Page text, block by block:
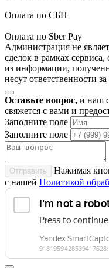
Оплата по СБП
Оплата по Sber Pay
Администрация не
сделок в рамках
из информации,
несут ответственности
Оставьте вопрос, и наш
свяжется с вами и
Заполните поле
Заполните поле
Отправить
Нажимая
с нашей Политикой